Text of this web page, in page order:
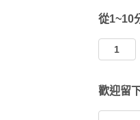
從1~10
1
歡迎留